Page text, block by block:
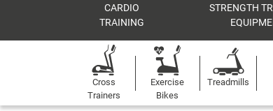
CARDIO
TRAINING
STRENGTH
Cross
Trainers
Exercise
Bikes
Treadmills